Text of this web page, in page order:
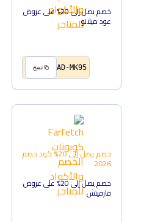
خصم يصل إلى 20% على عروض
عود ميلانو
AD-MK95 نسخ
خصم يصل إلى 20% كود خصم
2026
خصم يصل إلى 20% على عروض
فارفيتش